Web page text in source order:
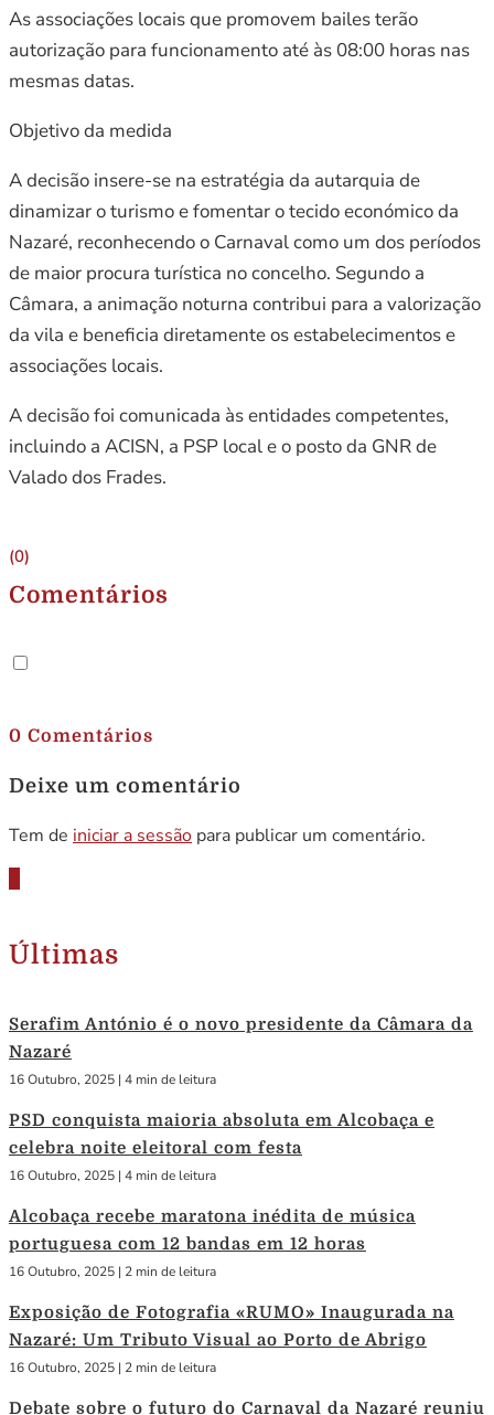
As associações locais que promovem bailes terão
autorização para funcionamento até às 08:00 horas nas
mesmas datas.
Objetivo da medida
A decisão insere-se na estratégia da autarquia de
dinamizar o turismo e fomentar o tecido económico da
Nazaré, reconhecendo o Carnaval como um dos períodos
de maior procura turística no concelho. Segundo a
Câmara, a animação noturna contribui para a valorização
da vila e beneficia diretamente os estabelecimentos e
associações locais.
A decisão foi comunicada às entidades competentes,
incluindo a ACISN, a PSP local e o posto da GNR de
Valado dos Frades.
(0)
Comentários
0 Comentários
Deixe um comentário
Tem de iniciar a sessão para publicar um comentário.
Últimas
Serafim António é o novo presidente da Câmara da
Nazaré
16 Outubro, 2025 | 4 min de leitura
PSD conquista maioria absoluta em Alcobaça e
celebra noite eleitoral com festa
16 Outubro, 2025 | 4 min de leitura
Alcobaça recebe maratona inédita de música
portuguesa com 12 bandas em 12 horas
16 Outubro, 2025 | 2 min de leitura
Exposição de Fotografia «RUMO» Inaugurada na
Nazaré: Um Tributo Visual ao Porto de Abrigo
16 Outubro, 2025 | 2 min de leitura
Debate sobre o futuro do Carnaval da Nazaré reuniu